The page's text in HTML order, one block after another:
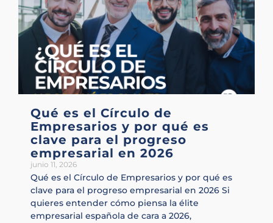
Qué es el Círculo de
Empresarios y por qué es
clave para el progreso
empresarial en 2026
junio 11, 2026
Qué es el Círculo de Empresarios y por qué es
clave para el progreso empresarial en 2026 Si
quieres entender cómo piensa la élite
empresarial española de cara a 2026,